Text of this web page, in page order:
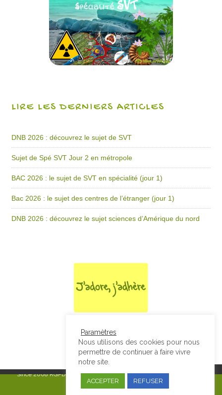
LIRE LES DERNIERS ARTICLES
DNB 2026 : découvrez le sujet de SVT
Sujet de Spé SVT Jour 2 en métropole
BAC 2026 : le sujet de SVT en spécialité (jour 1)
Bac 2026 : le sujet des centres de l’étranger (jour 1)
DNB 2026 : découvrez le sujet sciences d’Amérique du nord
Since 2008RGPD & Mentions Légales|Designed by Studio Thil - Site
internet - Charte graphique
Paramètres
Nous utilisons des cookies pour nous
permettre de continuer à faire vivre
notre site.
ACCEPTER REFUSER